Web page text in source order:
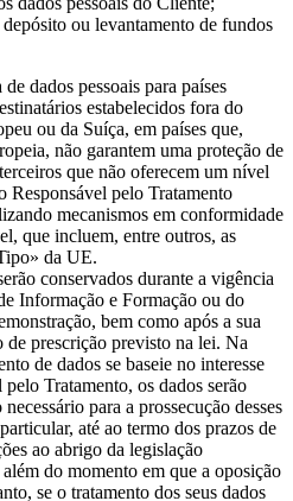
ou levantamento de fundos
dados pessoais para países
estabelecidos fora do
ou da Suíça, em países que,
não garantem uma proteção de
que não oferecem um nível
Responsável pelo Tratamento
mecanismos em conformidade
que incluem, entre outros, as
da UE.
conservados durante a vigência
Informação e Formação ou do
bem como após a sua
de prescrição previsto na lei. Na
de dados se baseie no interesse
Tratamento, os dados serão
para a prossecução desses
até ao termo dos prazos de
ao abrigo da legislação
do momento em que a oposição
se o tratamento dos seus dados